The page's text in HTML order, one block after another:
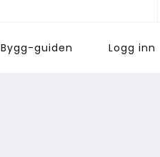
Bygg-guiden Logg inn